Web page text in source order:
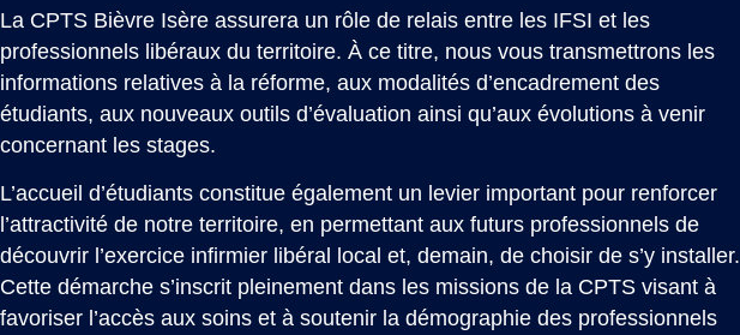
La CPTS Bièvre Isère assurera un rôle de relais entre les IFSI et les
professionnels libéraux du territoire. À ce titre, nous vous transmettrons les
informations relatives à la réforme, aux modalités d’encadrement des
étudiants, aux nouveaux outils d’évaluation ainsi qu’aux évolutions à venir
concernant les stages.
L’accueil d’étudiants constitue également un levier important pour renforcer
l’attractivité de notre territoire, en permettant aux futurs professionnels de
découvrir l’exercice infirmier libéral local et, demain, de choisir de s’y installer.
Cette démarche s’inscrit pleinement dans les missions de la CPTS visant à
favoriser l’accès aux soins et à soutenir la démographie des professionnels